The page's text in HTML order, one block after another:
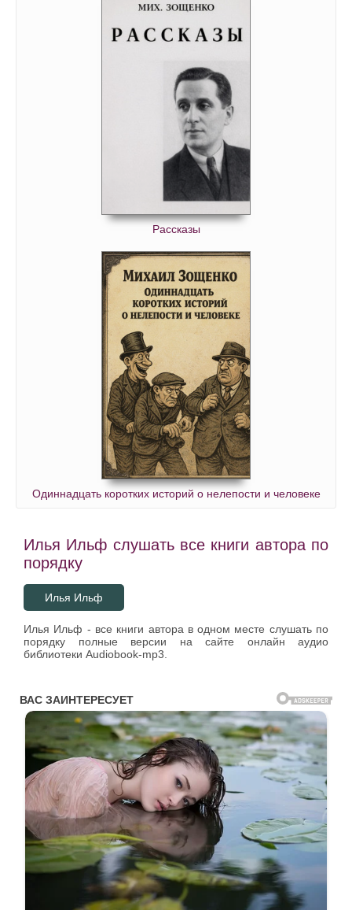
Рассказы
Одиннадцать коротких историй о нелепости и человеке
Илья Ильф слушать все книги автора по
порядку
Илья Ильф
Илья Ильф - все книги автора в одном месте слушать по
порядку полные версии на сайте онлайн аудио
библиотеки Audiobook-mp3.